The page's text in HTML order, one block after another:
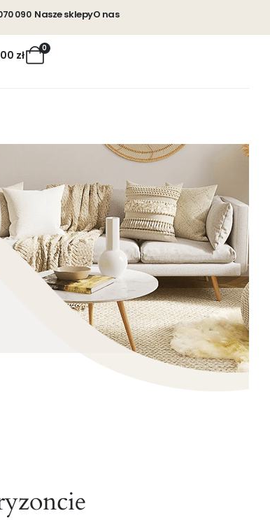
090 Nasze sklepyO nas
0
zł